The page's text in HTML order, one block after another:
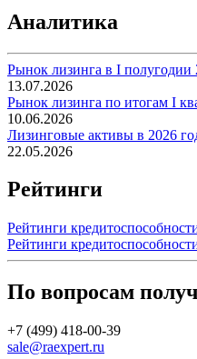
Аналитика
Рынок лизинга в I полугодии
13.07.2026
Рынок лизинга по итогам I
10.06.2026
Лизинговые активы в 2026
22.05.2026
Рейтинги
Рейтинги
Рейтинги
По вопросам
+7 (499) 418-00-39
sale@raexpert.ru